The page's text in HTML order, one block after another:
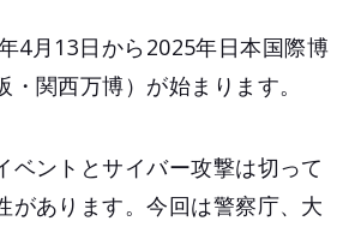
4月13日から2025年日本国際博
・関西万博）が始まります。
ベントとサイバー攻撃は切って
があります。今回は警察庁、大